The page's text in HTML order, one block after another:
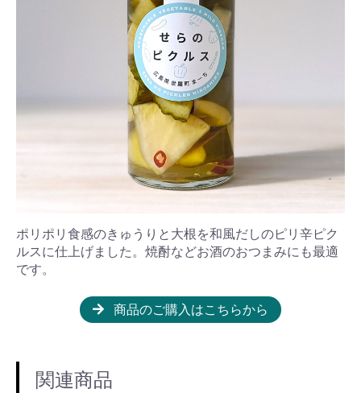
ポリポリ食感のきゅうりと大根を和風だしのピリ辛ピク
ルスに仕上げました。焼酎などお酒のおつまみにも最適
です。
商品のご購入はこちらから
関連商品